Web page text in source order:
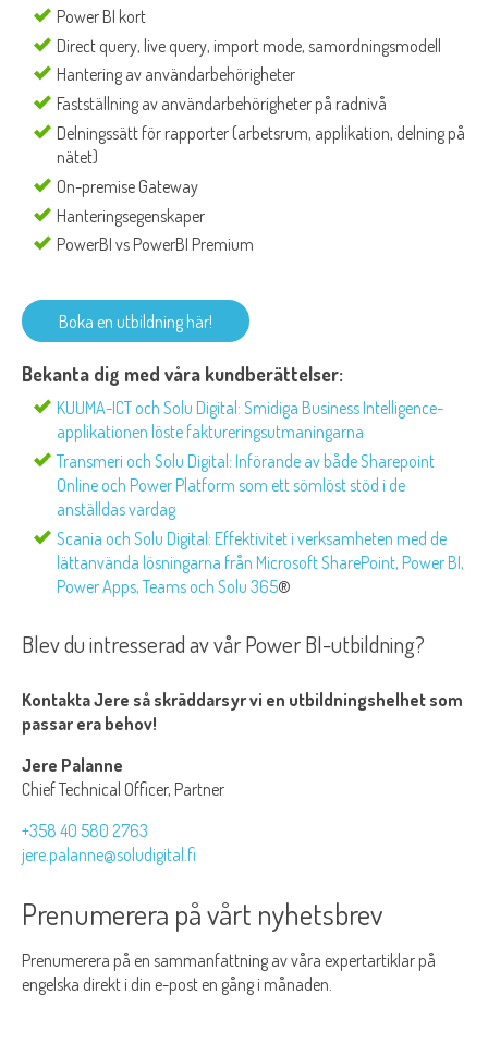
Power BI kort
Direct query, live query, import mode, samordningsmodell
Hantering av användarbehörigheter
Fastställning av användarbehörigheter på radnivå
Delningssätt för rapporter (arbetsrum, applikation, delning på
nätet)
On-premise Gateway
Hanteringsegenskaper
PowerBI vs PowerBI Premium
Boka en utbildning här!
Bekanta dig med våra kundberättelser:
KUUMA-ICT och Solu Digital: Smidiga Business Intelligence-
applikationen löste faktureringsutmaningarna
Transmeri och Solu Digital: Införande av både Sharepoint
Online och Power Platform som ett sömlöst stöd i de
anställdas vardag
Scania och Solu Digital: Effektivitet i verksamheten med de
lättanvända lösningarna från Microsoft SharePoint, Power BI,
Power Apps, Teams och Solu 365®
Blev du intresserad av vår Power BI-utbildning?
Kontakta Jere så skräddarsyr vi en utbildningshelhet som
passar era behov!
Jere Palanne
Chief Technical Officer, Partner
+358 40 580 2763
jere.palanne@soludigital.fi
Prenumerera på vårt nyhetsbrev
Prenumerera på en sammanfattning av våra expertartiklar på
engelska direkt i din e-post en gång i månaden.